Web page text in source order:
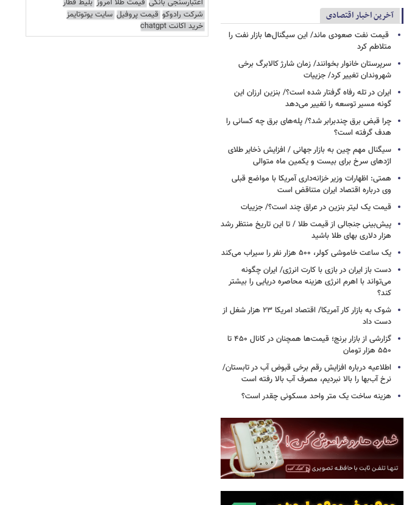
آخرین اخبار اقتصادی
قیمت نفت صعودی ماند/ این سیگنال‌ها بازار نفت را
متلاطم کرد
سرپرستان خانوار بخوانند/ زمان شارژ کالابرگ برخی
شهروندان تغییر کرد/ جزییات
ایران در تله رفاه گرفتار شده است؟/ بنزین ارزان این
گونه مسیر توسعه را تغییر می‌دهد
چرا قبض برق چندبرابر شد؟/ پله‌های برق چه کسانی را
هدف گرفته است؟
سیگنال‌ مهم چین به بازار جهانی / افزایش ذخایر طلای
اژدهای سرخ برای بیست و یکمین ماه متوالی
همتی: اظهارات وزیر خزانه‌داری آمریکا با مواضع قبلی
وی درباره اقتصاد ایران متناقض است
قیمت یک لیتر بنزین در عراق چند است؟/ جزییات
پیش‌بینی جنجالی از قیمت طلا / تا این تاریخ منتظر رشد
هزار دلاری بهای طلا باشید
یک ساعت خاموشی کولر، ۵۰۰ هزار نفر را سیراب می‌کند
دست باز ایران در بازی با کارت انرژی/ ایران چگونه
می‌تواند با اهرم انرژی‌ هزینه محاصره دریایی را بیشتر
کند؟
شوک به بازار کار آمریکا/ اقتصاد امریکا ۲۳ هزار شغل از
دست داد
گزارشی از بازار برنج؛ قیمت‌ها همچنان در کانال ۴۵۰ تا
۵۵۰ هزار تومان
اطلاعیه درباره افزایش رقم برخی قبوض آب در تابستان/
نرخ آب‌بها را بالا نبردیم، مصرف آب بالا رفته است
هزینه ساخت یک متر واحد مسکونی چقدر است؟
شرکت رادوکو قیمت پروفیل سایت یوتوتایمز
خرید اکانت chatgpt